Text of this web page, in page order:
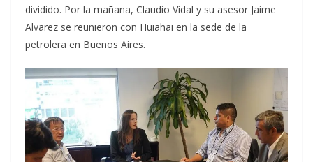
dividido. Por la mañana, Claudio Vidal y su asesor Jaime
Alvarez se reunieron con Huiahai en la sede de la
petrolera en Buenos Aires.